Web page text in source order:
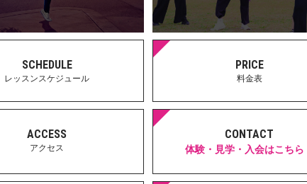
SCHEDULE
レッスンスケジュール
PRICE
料金表
ACCESS
アクセス
CONTACT
体験・見学・入会はこちら